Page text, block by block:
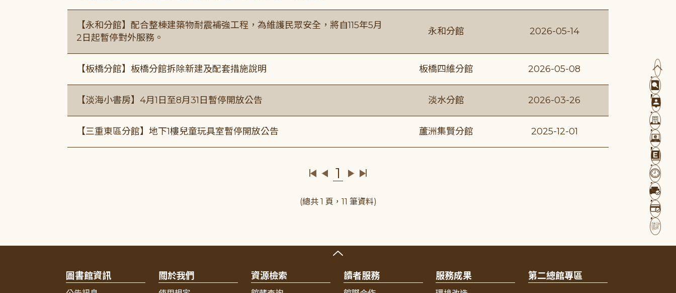
【永和分館】配合整棟建築物耐震補強工程，為維護民眾安全，將自115年5月
2日起暫停對外服務。
永和分館 2026-05-14
【板橋分館】板橋分館拆除新建及配套措施說明 板橋四維分館 2026-05-08
【淡海小書房】4月1日至8月31日暫停開放公告 淡水分館 2026-03-26
【三重東區分館】地下1樓兒童玩具室暫停開放公告 蘆洲集賢分館 2025-12-01
1
(總共 1 頁，11 筆資料)
圖書館資訊 關於我們 資源檢索 讀者服務 服務成果 第二總館專區